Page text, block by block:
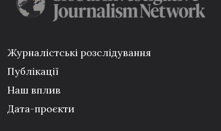
Журналістські розслідування
Публікації
Наш вплив
Дата-проєкти